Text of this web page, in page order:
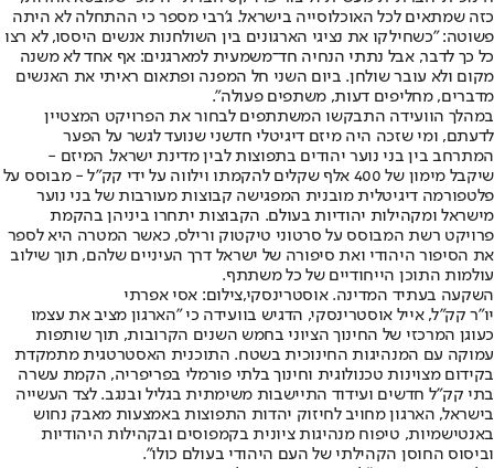
כזה שמתאים לכל האוכלוסייה בישראל. ג'רבי מספר כי ההתחלה לא היתה
פשוטה: "כשחילקו את נציגי הארגונים בין השולחנות אנשים היססו, לא רצו
כל כך לדבר, אבל נתתי הנחיה חד־משמעית למארגנים: אף אחד לא משנה
מקום ולא עובר שולחן. ביום השני חל המפנה ופתאום ראיתי את האנשים
מדברים, מחליפים דעות, משתפים פעולה".
במהלך הוועידה התבקשו המשתתפים לבחור את הפרויקט המצטיין
לדעתם, ומי שזכה היה מיזם דיגיטלי חדשני שנועד לגשר על הפער
המתרחב בין בני נוער יהודים בתפוצות לבין מדינת ישראל. המיזם -
שיקבל מימון של 400 אלף שקלים להקמתו וילווה על ידי קק"ל - מבוסס על
פלטפורמה דיגיטלית מובנית המפגישה קבוצות מעורבות של בני נוער
מישראל ומקהילות יהודיות בעולם. הקבוצות יתחרו ביניהן בהקמת
פרויקט רשת המבוסס על סרטוני טיקטוק ורילס, כאשר המטרה היא לספר
את הסיפור היהודי ואת סיפורה של ישראל דרך העיניים שלהם, תוך שילוב
עולמות התוכן הייחודיים של כל משתתף.
השקעה בעתיד המדינה. אוסטרינסקי,צילום: אסי אפרתי
יו"ר קק"ל, אייל אוסטרינסקי, הדגיש בוועידה כי "הארגון מציב את עצמו
כעוגן המרכזי של החינוך הציוני בחמש השנים הקרובות, תוך שותפות
עמוקה עם המנהיגות החינוכית בשטח. התוכנית האסטרטגית מתמקדת
בקידום מצוינות טכנולוגית וחינוך בלתי פורמלי בפריפריה, הקמת עשרה
בתי קק"ל חדשים ועידוד התיישבות משימתית בגליל ובנגב. לצד העשייה
בישראל, הארגון מחויב לחיזוק יהדות התפוצות באמצעות מאבק נחוש
באנטישמיות, טיפוח מנהיגות ציונית בקמפוסים ובקהילות היהודיות
וביסוס החוסן הקהילתי של העם היהודי בעולם כולו".